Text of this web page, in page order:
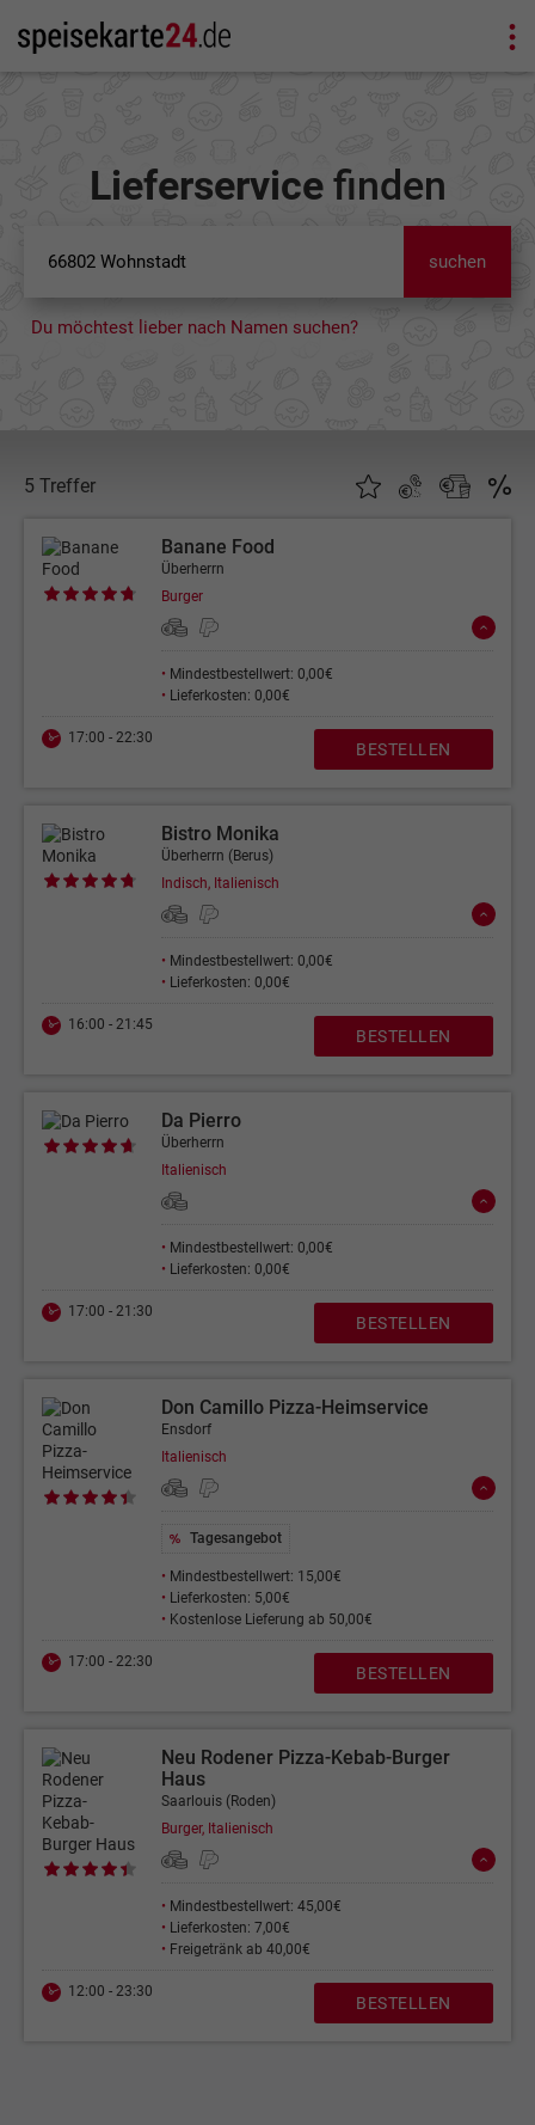
Lieferservicefinden
suchen
Du möchtest lieber nach Namen suchen?
5 Treffer
Banane Food
Überherrn
Burger
• Mindestbestellwert: 0,00€
• Lieferkosten: 0,00€
17:00 - 22:30
BESTELLEN
Bistro Monika
Überherrn (Berus)
Indisch, Italienisch
• Mindestbestellwert: 0,00€
• Lieferkosten: 0,00€
16:00 - 21:45
BESTELLEN
Da Pierro
Überherrn
Italienisch
• Mindestbestellwert: 0,00€
• Lieferkosten: 0,00€
17:00 - 21:30
BESTELLEN
Don Camillo Pizza-Heimservice
Ensdorf
Italienisch
Tagesangebot
• Mindestbestellwert: 15,00€
• Lieferkosten: 5,00€
• Kostenlose Lieferung ab 50,00€
17:00 - 22:30
BESTELLEN
Neu Rodener Pizza-Kebab-Burger
Haus
Saarlouis (Roden)
Burger, Italienisch
• Mindestbestellwert: 45,00€
• Lieferkosten: 7,00€
• Freigetränk ab 40,00€
12:00 - 23:30
BESTELLEN